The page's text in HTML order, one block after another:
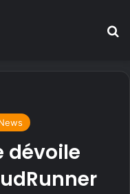
dévoile